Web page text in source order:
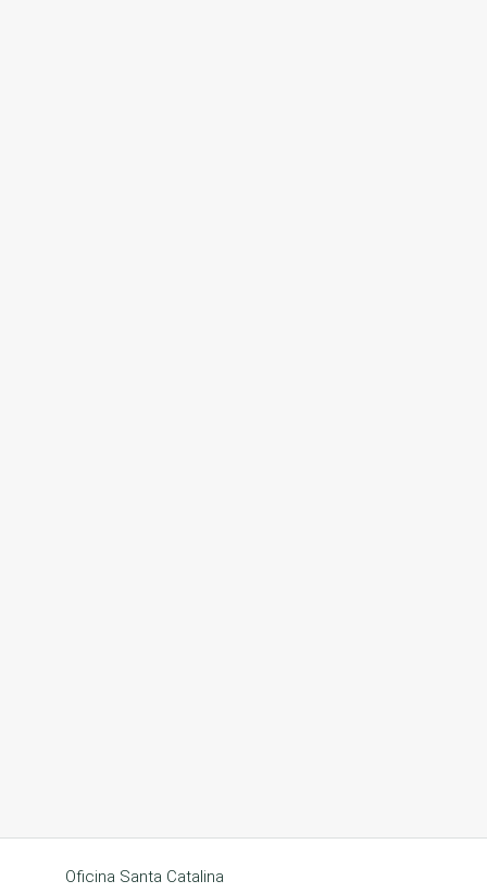
Oficina Santa Catalina